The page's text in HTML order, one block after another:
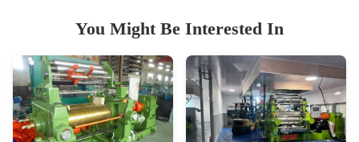
You Might Be Interested In